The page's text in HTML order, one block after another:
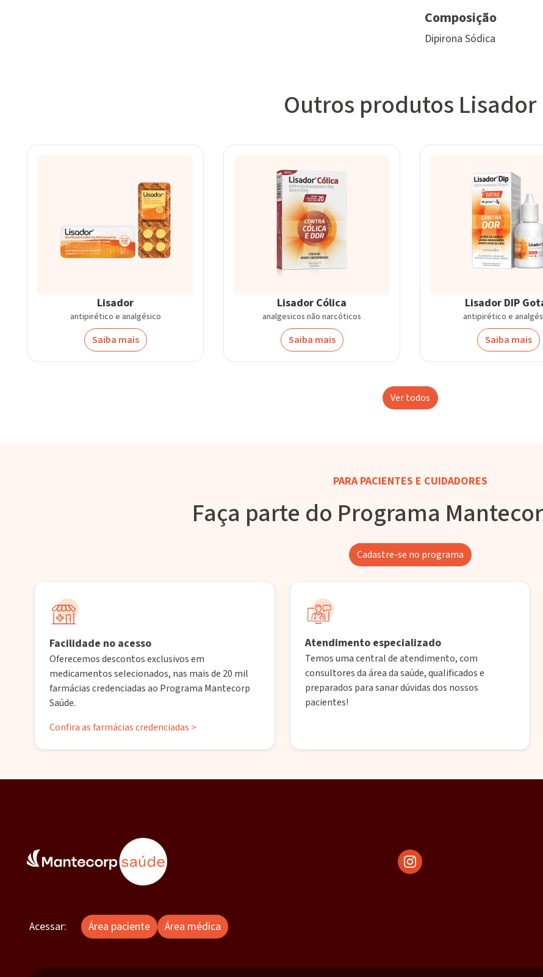
Composição
Dipirona Sódica
Outros produtos Lisador
Lisador
antipirético e analgésico
Saiba mais
Lisador Cólica
analgesicos não narcóticos
Saiba mais
Lisador DIP
antipirético e
Saiba mais
Ver todos
PARA PACIENTES E CUIDADORES
Faça parte do Programa
Cadastre-se no programa
Facilidade no acesso
Oferecemos descontos exclusivos em
medicamentos selecionados, nas mais de 20 mil
farmácias credenciadas ao Programa Mantecorp
Saúde.
Confira as farmácias credenciadas >
Atendimento especializado
Temos uma central de atendimento, com
consultores da área da saúde, qualificados e
preparados para sanar dúvidas dos nossos
pacientes!
Acessar: Área paciente Área médica